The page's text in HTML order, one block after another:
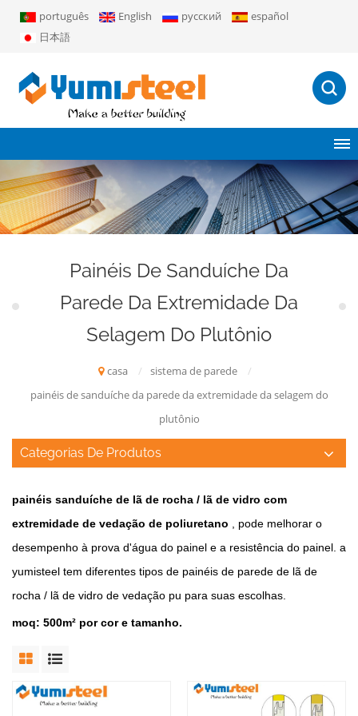
português English русский
español
日本語
Painéis De Sanduíche Da
Parede Da Extremidade Da
Selagem Do Plutônio
casa / sistema de parede
/
painéis de sanduíche da parede da extremidade da selagem do
plutônio
Categorias De Produtos
painéis sanduíche de lã de rocha / lã de vidro com
extremidade de vedação de poliuretano , pode melhorar o
desempenho à prova d'água do painel e a resistência do painel. a
yumisteel tem diferentes tipos de painéis de parede de lã de
rocha / lã de vidro de vedação pu para suas escolhas.
moq: 500m² por cor e tamanho.